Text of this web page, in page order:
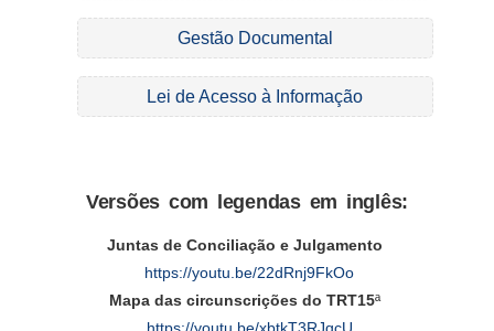
Gestão Documental
Lei de Acesso à Informação
Versões com legendas em inglês:
Juntas de Conciliação e Julgamento
https://youtu.be/22dRnj9FkOo
Mapa das circunscrições do TRT15ª